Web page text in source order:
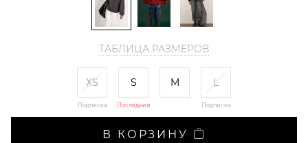
ТАБЛИЦА РАЗМЕРОВ
XS
Подписка
S
Последний
M L
Подписка
В КОРЗИНУ